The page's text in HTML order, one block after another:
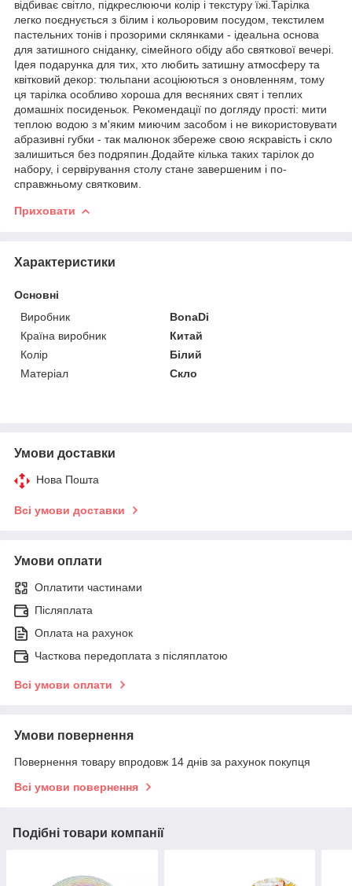
відбиває світло, підкреслюючи колір і текстуру їжі.Тарілка
легко поєднується з білим і кольоровим посудом, текстилем
пастельних тонів і прозорими склянками - ідеальна основа
для затишного сніданку, сімейного обіду або святкової вечері.
Ідея подарунка для тих, хто любить затишну атмосферу та
квітковий декор: тюльпани асоціюються з оновленням, тому
ця тарілка особливо хороша для весняних свят і теплих
домашніх посиденьок. Рекомендації по догляду прості: мити
теплою водою з м'яким миючим засобом і не використовувати
абразивні губки - так малюнок збереже свою яскравість і скло
залишиться без подряпин.Додайте кілька таких тарілок до
набору, і сервірування столу стане завершеним і по-
справжньому святковим.
Приховати
Характеристики
Основні
Виробник
BonaDi
Країна виробник
Китай
Колір
Білий
Матеріал
Скло
Умови доставки
Нова Пошта
Всі умови доставки
Умови оплати
Оплатити частинами
Післяплата
Оплата на рахунок
Часткова передоплата з післяплатою
Всі умови оплати
Умови повернення
Повернення товару впродовж 14 днів за рахунок покупця
Всі умови повернення
Подібні товари компанії